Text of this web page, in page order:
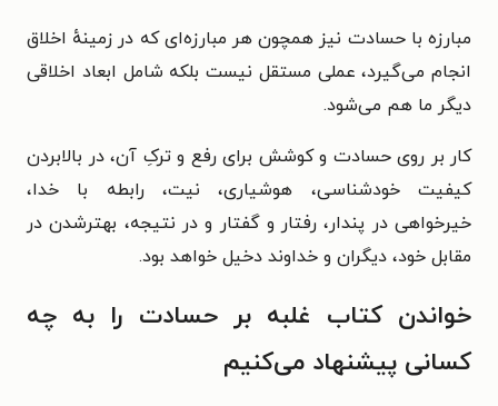
مبارزه با حسادت نیز همچون هر مبارزه‌ای که در زمینهٔ اخلاق
انجام می‌گیرد، عملی مستقل نیست بلکه شامل ابعاد اخلاقی
دیگر ما هم می‌شود.
کار بر روی حسادت و کوشش برای رفع و ترکِ آن، در بالابردن
کیفیت خودشناسی، هوشیاری، نیت، رابطه با خدا،
خیرخواهی در پندار، رفتار و گفتار و در نتیجه، بهترشدن در
مقابل خود، دیگران و خداوند دخیل خواهد بود.
خواندن کتاب غلبه بر حسادت را به چه
کسانی پیشنهاد می‌کنیم